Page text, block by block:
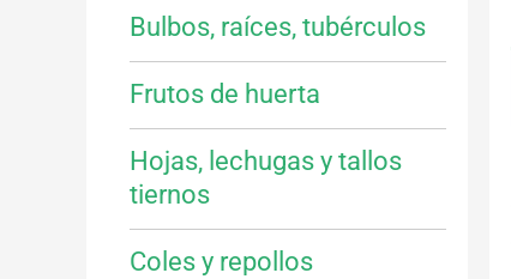
Bulbos, raíces, tubérculos
Frutos de huerta
Hojas, lechugas y tallos
tiernos
Coles y repollos